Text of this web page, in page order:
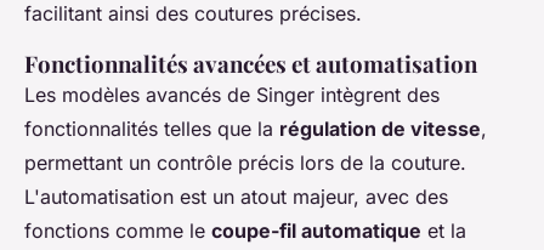
facilitant ainsi des coutures précises.
Fonctionnalités avancées et automatisation
Les modèles avancés de Singer intègrent des
fonctionnalités telles que la régulation de vitesse,
permettant un contrôle précis lors de la couture.
L'automatisation est un atout majeur, avec des
fonctions comme le coupe-fil automatique et la